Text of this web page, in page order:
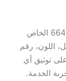
تأكد من الاحتفاظ ب رقم ونش هدية 66400336 الخاص
اللون، رقم
توثيق أي
الخدمة.